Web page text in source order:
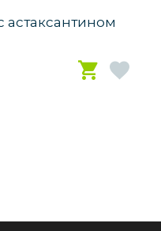
астаксантином